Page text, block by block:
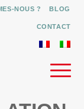
NOUS ? BLOG
CONTACT